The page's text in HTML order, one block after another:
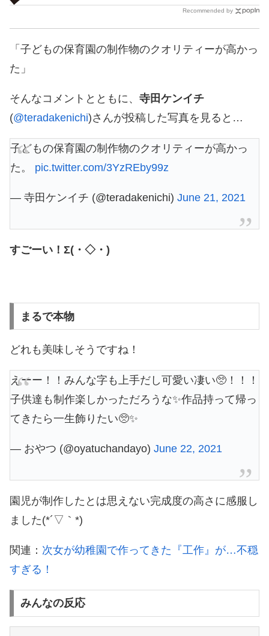
Recommended by
「子どもの保育園の制作物のクオリティーが高かっ
た」
そんなコメントとともに、 寺田ケンイチ
(@teradakenichi)さんが投稿した写真を見ると…
子どもの保育園の制作物のクオリティーが高かっ
た。 pic.twitter.com/3YzREby99z
— 寺田ケンイチ (@teradakenichi) June 21, 2021
すごーい！Σ(・◇・)
まるで本物
どれも美味しそうですね！
えーー！！みんな字も上手だし可愛い凄い🥺！！！
子供達も制作楽しかっただろうな✨作品持って帰っ
てきたら一生飾りたい🥺✨
— おやつ (@oyatuchandayo) June 22, 2021
園児が制作したとは思えない完成度の高さに感服し
ました(*´▽｀*)
関連： 次女が幼稚園で作ってきた『工作』が…不穏
すぎる！
みんなの反応